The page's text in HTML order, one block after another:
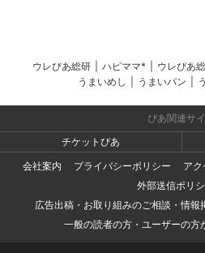
ウレぴあ総研 ハピママ* ウレぴあ
うまいめし
うまいパン
ぴあ関連サ
チケットぴあ
会社案内
プライバシーポリシー
ア
外部送信ポリ
広告出稿・お取り組みのご相談・情報
一般の読者の方・ユーザーの方